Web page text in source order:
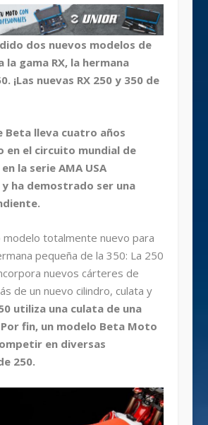
dos nuevos modelos de
gama RX, la hermana
¡Las nuevas RX 250 y 350 de
Beta lleva cuatro años
en el circuito mundial de
la serie AMA USA
y ha demostrado ser una
modelo totalmente nuevo para
pequeña de la 350: La 250
nuevos cárteres de
de un nuevo cilindro, culata y
utiliza una culata de una
fin, un modelo Beta Moto
en diversas
250.